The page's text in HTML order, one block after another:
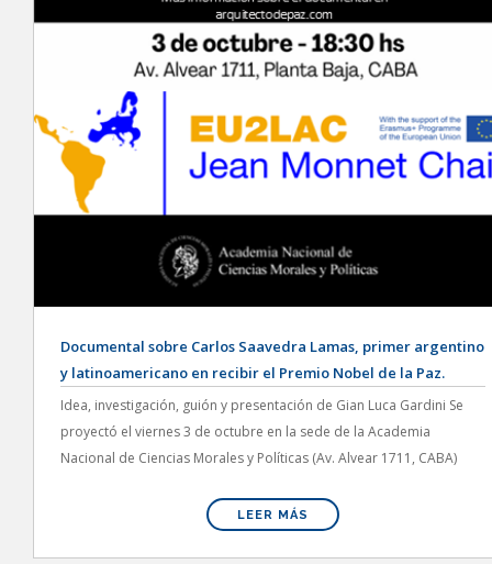
Documental sobre Carlos Saavedra Lamas, primer argentino
y latinoamericano en recibir el Premio Nobel de la Paz.
Idea, investigación, guión y presentación de Gian Luca Gardini Se
proyectó el viernes 3 de octubre en la sede de la Academia
Nacional de Ciencias Morales y Políticas (Av. Alvear 1711, CABA)
LEER MÁS